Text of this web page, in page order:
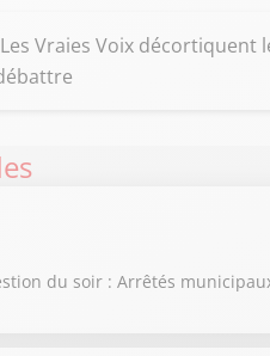
Vraies Voix
du soir : Arrêtés